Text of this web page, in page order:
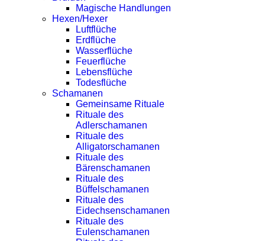
Magische Handlungen
Hexen/Hexer
Luftflüche
Erdflüche
Wasserflüche
Feuerflüche
Lebensflüche
Todesflüche
Schamanen
Gemeinsame Rituale
Rituale des
Adlerschamanen
Rituale des
Alligatorschamanen
Rituale des
Bärenschamanen
Rituale des
Büffelschamanen
Rituale des
Eidechsenschamanen
Rituale des
Eulenschamanen